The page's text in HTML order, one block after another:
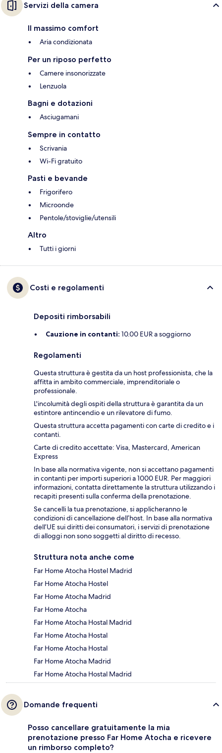
Servizi della camera
Il massimo comfort
Aria condizionata
Per un riposo perfetto
Camere insonorizzate
Lenzuola
Bagni e dotazioni
Asciugamani
Sempre in contatto
Scrivania
Wi-Fi gratuito
Pasti e bevande
Frigorifero
Microonde
Pentole/stoviglie/utensili
Altro
Tutti i giorni
Costi e regolamenti
Depositi rimborsabili
Cauzione in contanti: 10.00 EUR a soggiorno
Regolamenti
Questa struttura è gestita da un host professionista, che la
affitta in ambito commerciale, imprenditoriale o
professionale.
L'incolumità degli ospiti della struttura è garantita da un
estintore antincendio e un rilevatore di fumo.
Questa struttura accetta pagamenti con carte di credito e i
contanti.
Carte di credito accettate: Visa, Mastercard, American
Express
In base alla normativa vigente, non si accettano pagamenti
in contanti per importi superiori a 1000 EUR. Per maggiori
informazioni, contatta direttamente la struttura utilizzando i
recapiti presenti sulla conferma della prenotazione.
Se cancelli la tua prenotazione, si applicheranno le
condizioni di cancellazione dell’host. In base alla normativa
dell’UE sui diritti dei consumatori, i servizi di prenotazione
di alloggi non sono soggetti al diritto di recesso.
Struttura nota anche come
Far Home Atocha Hostel Madrid
Far Home Atocha Hostel
Far Home Atocha Madrid
Far Home Atocha
Far Home Atocha Hostal Madrid
Far Home Atocha Hostal
Far Home Atocha Hostal
Far Home Atocha Madrid
Far Home Atocha Hostal Madrid
Domande frequenti
Posso cancellare gratuitamente la mia
prenotazione presso Far Home Atocha e ricevere
un rimborso completo?